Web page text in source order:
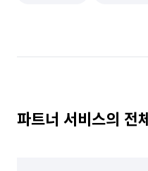
파트너 서비스의 전